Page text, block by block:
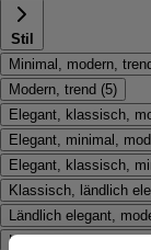
Stil
Minimal, modern,
Modern, trend (5)
Elegant, klassisch,
Elegant, minimal,
Elegant, klassisch,
Klassisch, ländlich
Ländlich elegant,
Ländlich elegant,